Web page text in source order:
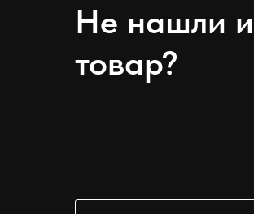
Не нашли
товар?